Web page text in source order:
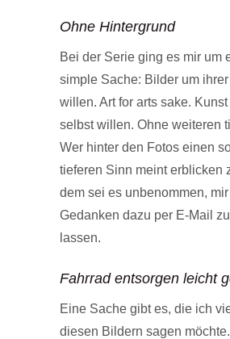
Ohne Hintergrund
Bei der Serie ging es mir um
simple Sache: Bilder um
willen. Art for arts sake.
selbst willen. Ohne weiteren
Wer hinter den Fotos einen
tieferen Sinn meint erblicken
dem sei es unbenommen,
Gedanken dazu per E-Mail
lassen.
Fahrrad entsorgen leicht
Eine Sache gibt es, die ich
diesen Bildern sagen